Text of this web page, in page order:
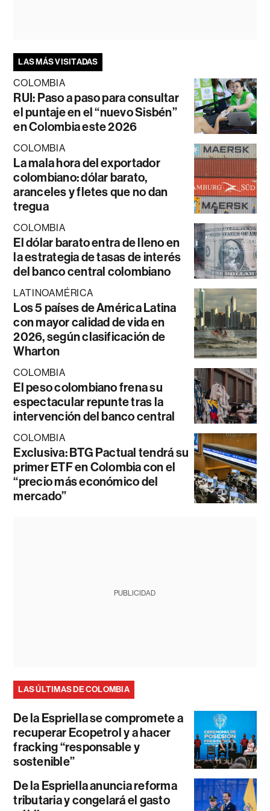
LAS MÁS VISITADAS
COLOMBIA
RUI: Paso a paso para consultar
el puntaje en el “nuevo Sisbén”
en Colombia este 2026
COLOMBIA
La mala hora del exportador
colombiano: dólar barato,
aranceles y fletes que no dan
tregua
COLOMBIA
El dólar barato entra de lleno en
la estrategia de tasas de interés
del banco central colombiano
LATINOAMÉRICA
Los 5 países de América Latina
con mayor calidad de vida en
2026, según clasificación de
Wharton
COLOMBIA
El peso colombiano frena su
espectacular repunte tras la
intervención del banco central
COLOMBIA
Exclusiva: BTG Pactual tendrá su
primer ETF en Colombia con el
“precio más económico del
mercado”
PUBLICIDAD
LAS ÚLTIMAS DE COLOMBIA
De la Espriella se compromete a
recuperar Ecopetrol y a hacer
fracking “responsable y
sostenible”
De la Espriella anuncia reforma
tributaria y congelará el gasto